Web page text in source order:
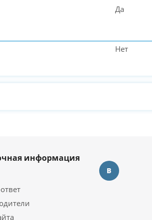
Да
Нет
информация